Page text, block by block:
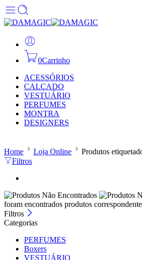
0Carrinho
ACESSÓRIOS
CALÇADO
VESTUÁRIO
PERFUMES
MONTRA
DESIGNERS
Home Loja Online
Produtos
Filtros
foram encontrados produtos
Filtros
Categorias
PERFUMES
Boxers
VESTUÁRIO